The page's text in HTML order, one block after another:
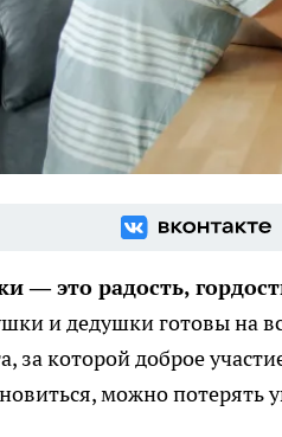
— это радость,
и дедушки готовы на
за которой доброе
можно потерять